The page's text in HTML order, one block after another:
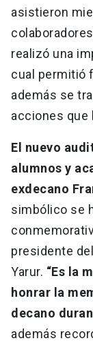
asistieron
realizó una
cual permitió
además se
acciones que
El nuevo
alumnos y
exdecano
simbólico se
presidente
Yarur. “Es la
honrar la
decano
además